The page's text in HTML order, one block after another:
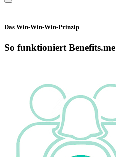
Das Win-Win-Win-Prinzip
So funktioniert Benefits.me